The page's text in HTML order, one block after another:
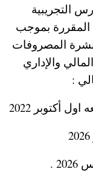
التجريبية
المقررة بموجب
الوزاري رقم 285 لسنة 2014 ونشرة المصروفات
والإداري